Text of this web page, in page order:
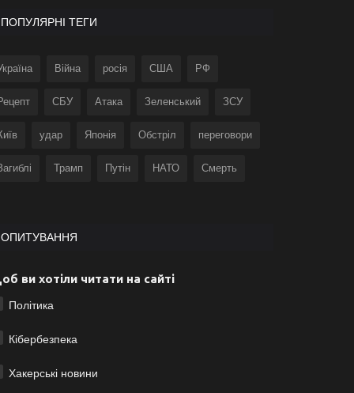
ПОПУЛЯРНІ ТЕГИ
Війна росія США РФ
СБУ Атака Зеленський ЗСУ
удар Японія Обстріл переговори
Трамп Путін НАТО Смерть
ОПИТУВАННЯ
ви хотіли читати на сайті
Політика
Кібербезпека
Хакерські новини